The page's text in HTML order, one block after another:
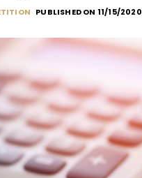
PUBLISHED ON 11/15/2020